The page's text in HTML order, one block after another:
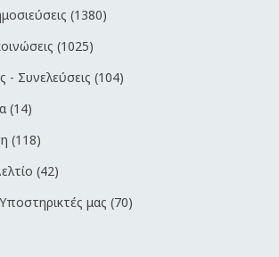
(1380)
(1025)
- Συνελεύσεις (104)
(14)
(118)
(42)
μας (70)